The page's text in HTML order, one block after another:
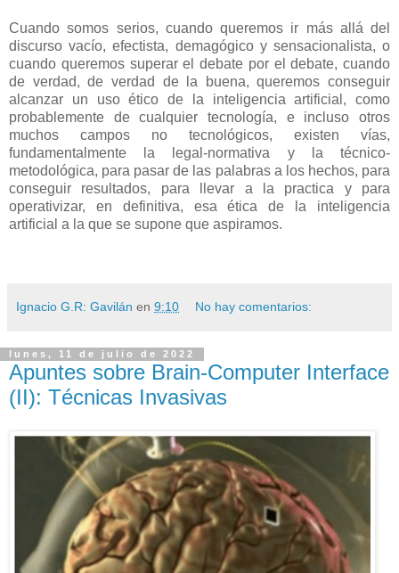
Cuando somos serios, cuando queremos ir más allá del
discurso vacío, efectista, demagógico y sensacionalista, o
cuando queremos superar el debate por el debate, cuando
de verdad, de verdad de la buena, queremos conseguir
alcanzar un uso ético de la inteligencia artificial, como
probablemente de cualquier tecnología, e incluso otros
muchos campos no tecnológicos, existen vías,
fundamentalmente la legal-normativa y la técnico-
metodológica, para pasar de las palabras a los hechos, para
conseguir resultados, para llevar a la practica y para
operativizar, en definitiva, esa ética de la inteligencia
artificial a la que se supone que aspiramos.
Ignacio G.R: Gavilán en 9:10 No hay comentarios:
lunes, 11 de julio de 2022
Apuntes sobre Brain-Computer Interface
(II): Técnicas Invasivas